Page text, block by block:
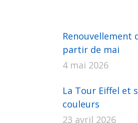
Renouvellement
partir de mai
4 mai 2026
La Tour Eiffel et
couleurs
23 avril 2026